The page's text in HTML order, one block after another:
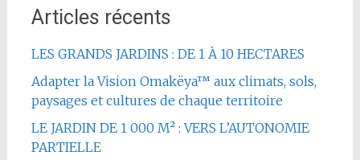
Articles récents
LES GRANDS JARDINS : DE 1 À 10 HECTARES
Adapter la Vision Omakëya™ aux climats, sols,
paysages et cultures de chaque territoire
LE JARDIN DE 1 000 M² : VERS L’AUTONOMIE
PARTIELLE